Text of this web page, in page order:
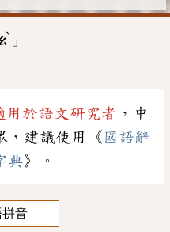
ˋ
」
用於語文研究者 ，中
，建議使用《 國語辭
典》。
音